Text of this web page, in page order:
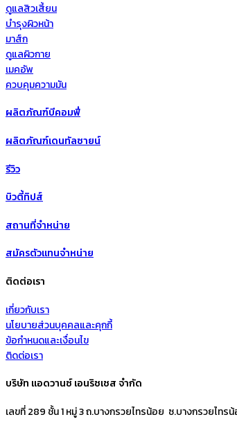
ดูแลสิวเสี้ยน
บำรุงผิวหน้า
มาส์ก
ดูแลผิวกาย
เมคอัพ
ควบคุมความมัน
ผลิตภัณฑ์บีคอมฟี่
ผลิตภัณฑ์เดนทัลซายน์
รีวิว
บิวตี้ทิปส์
สถานที่จำหน่าย
สมัครตัวแทนจำหน่าย
ติดต่อเรา
เกี่ยวกับเรา
นโยบายส่วนบุคคลและคุกกี้
ข้อกำหนดและเงื่อนไข
ติดต่อเรา
บริษัท แอดวานซ์ เอนริชเชส จำกัด
เลขที่ 289 ชั้น 1 หมู่ 3 ถ.บางกรวยไทรน้อย ซ.บางกรวยไทร